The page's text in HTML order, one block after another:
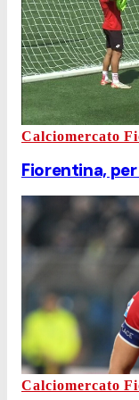
Calciomercato
Fiorentina,
Calciomercato